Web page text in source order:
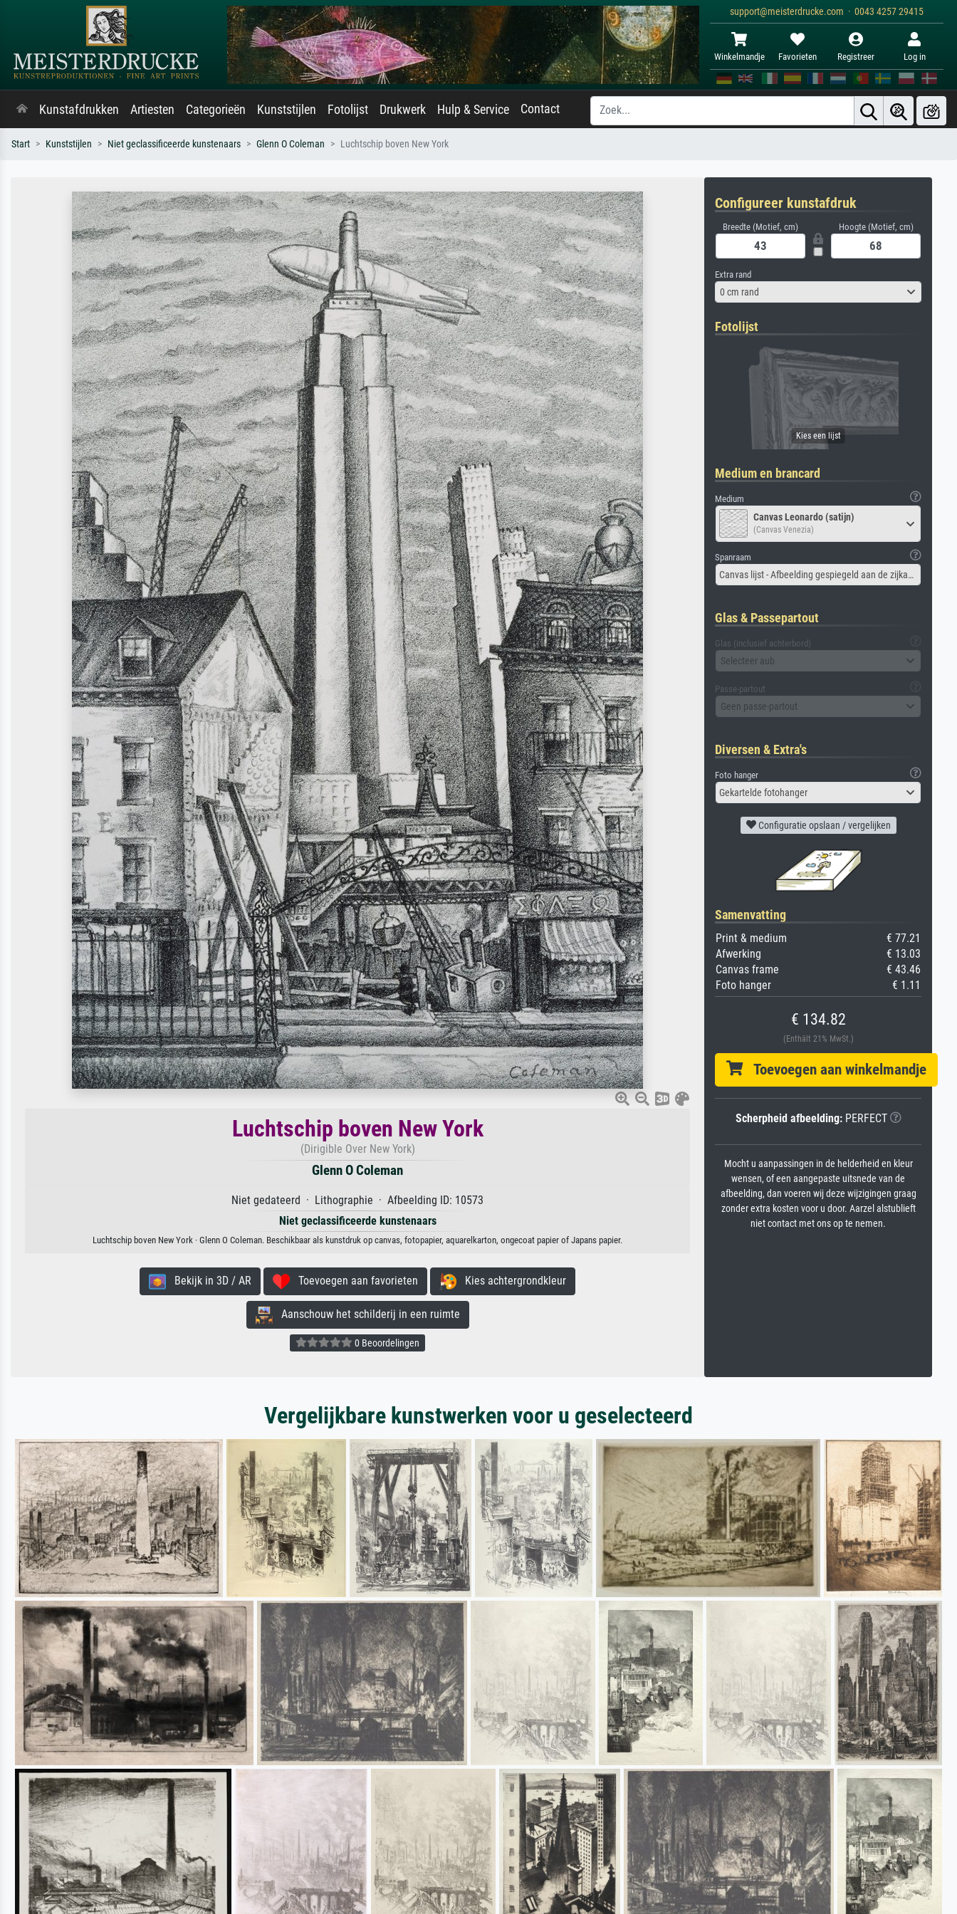
support@meisterdrucke.com · 0043 4257 29415
Winkelmandje Favorieten Registreer Log in
Kunstafdrukken Artiesten Categorieën Kunststijlen Fotolijst Drukwerk Hulp & Service Contact
Start Kunststijlen Niet geclassificeerde kunstenaars Glenn O Coleman Luchtschip boven New York
Luchtschip boven New York
(Dirigible Over New York)
Glenn O Coleman
Niet gedateerd · Lithographie · Afbeelding ID: 10573
Niet geclassificeerde kunstenaars
Luchtschip boven New York · Glenn O Coleman. Beschikbaar als kunstdruk op canvas, fotopapier, aquarelkarton, ongecoat papier of Japans papier.
Bekijk in 3D / AR Toevoegen aan favorieten Kies achtergrondkleur
Aanschouw het schilderij in een ruimte
0 Beoordelingen
Configureer kunstafdruk
Breedte (Motief, cm) Hoogte (Motief, cm)
Extra rand
0 cm rand
Fotolijst
Medium en brancard
Medium
Canvas Leonardo (satijn)
(Canvas Venezia)
Spanraam
Canvas lijst - Afbeelding gespiegeld aan de zijkant
Glas & Passepartout
Glas (inclusief achterbord)
Selecteer aub
Passe-partout
Geen passe-partout
Diversen & Extra's
Foto hanger
Gekartelde fotohanger
Configuratie opslaan / vergelijken
Samenvatting
Print & medium
€ 77.21
Afwerking
€ 13.03
Canvas frame
€ 43.46
Foto hanger
€ 1.11
€ 134.82
(Enthält 21% MwSt.)
Toevoegen aan winkelmandje
Scherpheid afbeelding:PERFECT
Mocht u aanpassingen in de helderheid en kleur
wensen, of een aangepaste uitsnede van de
afbeelding, dan voeren wij deze wijzigingen graag
zonder extra kosten voor u door. Aarzel alstublieft
niet contact met ons op te nemen.
Vergelijkbare kunstwerken voor u geselecteerd